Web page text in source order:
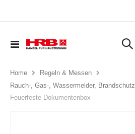
Navigation
Home
Regeln & Messen
Rauch-, Gas-, Wassermelder, Brandschutz
Feuerfeste Dokumentenbox